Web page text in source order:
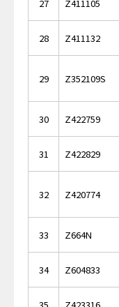
27 Z411105
28 Z411132
29 Z352109S
30 Z422759
31 Z422829
32 Z420774
33 Z664N
34 Z604833